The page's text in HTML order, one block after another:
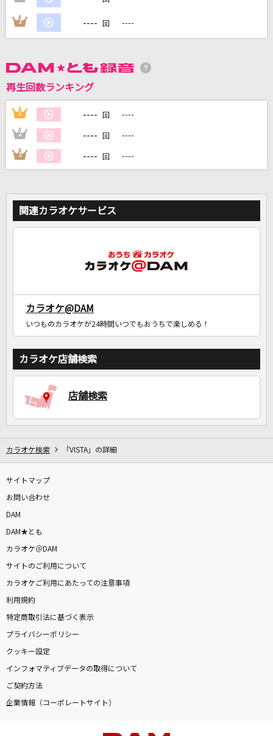
自宅でカラオケ歌い放題！
家族や友達と一緒に！練習にも！
3 ---- 回 ----
再生回数ランキング
1 ---- 回 ----
2 ---- 回 ----
3 ---- 回 ----
関連カラオケサービス
カラオケ@DAM
いつものカラオケが24時間いつでもおうちで楽しめる！
カラオケ店舗検索
店舗検索
カラオケ検索 「VISTA」の詳細
サイトマップ
お問い合わせ
DAM
DAM★とも
カラオケ＠DAM
サイトのご利用について
カラオケご利用にあたっての注意事項
利用規約
特定商取引法に基づく表示
プライバシーポリシー
クッキー設定
インフォマティブデータの取得について
ご契約方法
企業情報（コーポレートサイト）